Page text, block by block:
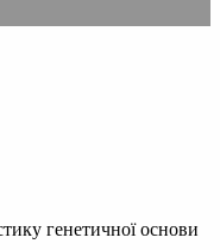
генетичної основи